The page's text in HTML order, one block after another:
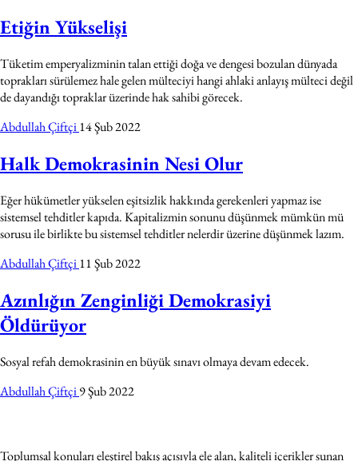
Etiğin Yükselişi
Tüketim emperyalizminin talan ettiği doğa ve dengesi bozulan dünyada
toprakları sürülemez hale gelen mülteciyi hangi ahlaki anlayış mülteci değil
de dayandığı topraklar üzerinde hak sahibi görecek.
Abdullah Çiftçi14 Şub 2022
Halk Demokrasinin Nesi Olur
Eğer hükümetler yükselen eşitsizlik hakkında gerekenleri yapmaz ise
sistemsel tehditler kapıda. Kapitalizmin sonunu düşünmek mümkün mü
sorusu ile birlikte bu sistemsel tehditler nelerdir üzerine düşünmek lazım.
Abdullah Çiftçi11 Şub 2022
Azınlığın Zenginliği Demokrasiyi
Öldürüyor
Sosyal refah demokrasinin en büyük sınavı olmaya devam edecek.
Abdullah Çiftçi9 Şub 2022
Toplumsal konuları eleştirel bakış açısıyla ele alan, kaliteli içerikler sunan